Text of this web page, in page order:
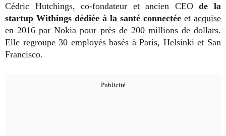
Cédric Hutchings, co-fondateur et ancien CEOde la
startup Withings dédiée à la santé connectée et acquise
en 2016 par Nokia pour près de 200 millions de dollars.
Elle regroupe 30 employés basés à Paris, Helsinki et San
Francisco.